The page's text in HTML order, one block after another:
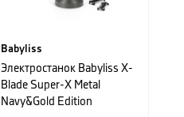
Babyliss
Электростанок Babyliss X-
Blade Super-X Metal
Navy&Gold Edition